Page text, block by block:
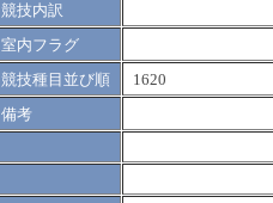
競技内訳
室内フラグ
競技種目並び順
1620
備考